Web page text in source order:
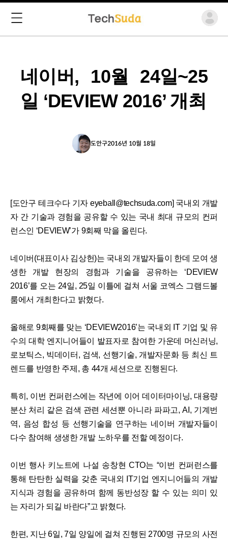
네이버, 10월 24일~25
일 ‘DEVIEW 2016’ 개최
도안구2016년 10월 18일
[도안구 테크수다 기자 eyeball@techsuda.com] 국내외 개발
자 간 기술과 경험을 공유할 수 있는 국내 최대 규모의 컨퍼
런스인 ‘DEVIEW’가 9회째 막을 올린다.
네이버(대표이사 김상헌)는 국내외 개발자들이 한데 모여 생
생한 개발 현장의 경험과 기술을 공유하는 ‘DEVIEW
2016’를 오는 24일, 25일 이틀에 걸쳐 서울 코엑스 그램드볼
룸에서 개최한다고 밝혔다.
올해로 9회째를 맞는 ‘DEVIEW2016’는 국내외 IT 기업 및 유
수의 대학 엔지니어들이 발표자로 참여한 가운데 머신러닝,
로보틱스, 빅데이터, 검색, 선행기술, 개발자문화 등 최신 트
렌드를 반영한 주제, 총 44개 세션으로 진행된다.
특히, 이번 컨퍼런스에는 작년에 이어 데이터마이닝, 대용량
분산 처리 같은 검색 관련 세션뿐 아니라 파파고, AI, 기계번
역, 음성 합성 등 선행기술을 연구하는 네이버 개발자들이
다수 참여해 생생한 개발 노하우를 전할 예정이다.
이번 행사 키노트에 나설 송창현 CTO는 “이번 컨퍼런스를
통해 탄탄한 실력을 갖춘 국내외 IT기업 엔지니어들의 개발
지식과 경험을 공유하며 함께 동반성장 할 수 있는 의미 있
는 자리가 되길 바란다”고 밝혔다.
한편, 지난 6일, 7일 양일에 걸쳐 진행된 2700명 규모의 사전